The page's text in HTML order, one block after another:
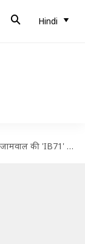
Hindi
फ्लॉप, जानिए फिल्म की कुल कमाई